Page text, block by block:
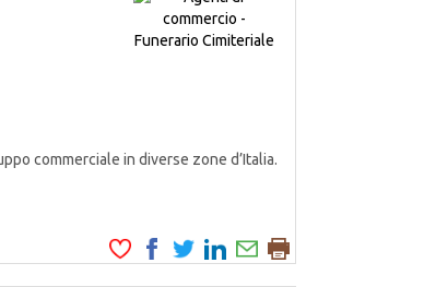
commerciale in diverse zone d’Italia.